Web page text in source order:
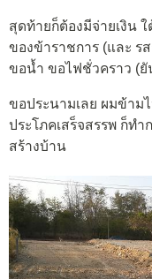
สุดท้ายก็ต้องมีจ่ายเงิน
ของข้าราชการ (และ ร
ขอน้ำ ขอไฟชั่วคราว (
ขอประนามเลย ผมข้าม
ประโภคเสร็จสรรพ ก็ท
สร้างบ้าน